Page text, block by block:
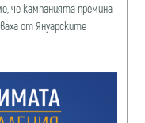
че кампанията премина
от Януарските